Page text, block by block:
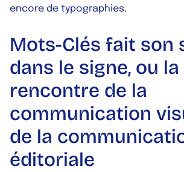
encore de typographies.
Mots-Clés fait son
dans le signe, ou la
rencontre de la
communication
de la
éditoriale